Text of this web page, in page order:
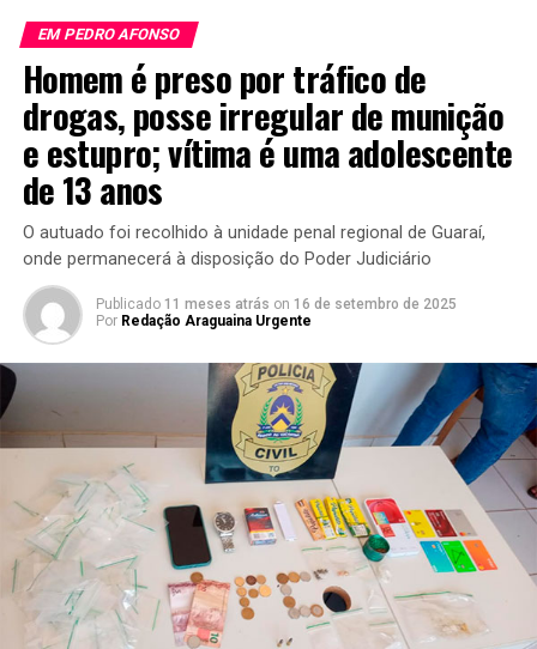
EM PEDRO AFONSO
Homem é preso por tráfico de
drogas, posse irregular de munição
e estupro; vítima é uma adolescente
de 13 anos
O autuado foi recolhido à unidade penal regional de Guaraí,
onde permanecerá à disposição do Poder Judiciário
Publicado 11 meses atrás on 16 de setembro de 2025
Por Redação Araguaina Urgente